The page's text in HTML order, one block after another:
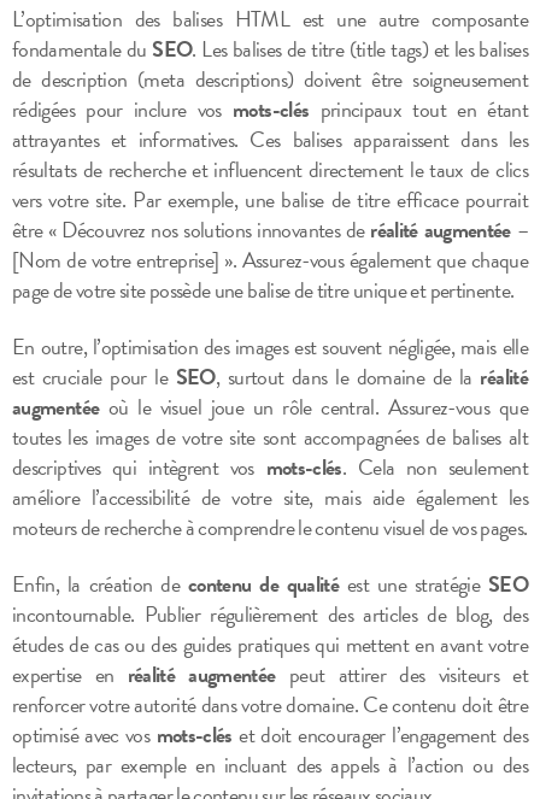
L’optimisation des balises HTML est une autre composante
fondamentale du SEO. Les balises de titre (title tags) et les balises
de description (meta descriptions) doivent être soigneusement
rédigées pour inclure vos mots-clés principaux tout en étant
attrayantes et informatives. Ces balises apparaissent dans les
résultats de recherche et influencent directement le taux de clics
vers votre site. Par exemple, une balise de titre efficace pourrait
être « Découvrez nos solutions innovantes deréalité augmentée–
[Nom de votre entreprise] ». Assurez-vous également que chaque
page de votre site possède une balise de titre unique et pertinente.
En outre, l’optimisation des images est souvent négligée, mais elle
est cruciale pour le SEO, surtout dans le domaine de la réalité
augmentéeoù le visuel joue un rôle central. Assurez-vous que
toutes les images de votre site sont accompagnées de balises alt
descriptives qui intègrent vos mots-clés. Cela non seulement
améliore l’accessibilité de votre site, mais aide également les
moteurs de recherche à comprendre le contenu visuel de vos pages.
Enfin, la création de contenu de qualitéest une stratégie SEO
incontournable. Publier régulièrement des articles de blog, des
études de cas ou des guides pratiques qui mettent en avant votre
expertise en réalité augmentéepeut attirer des visiteurs et
renforcer votre autorité dans votre domaine. Ce contenu doit être
optimisé avec vos mots-clés et doit encourager l’engagement des
lecteurs, par exemple en incluant des appels à l’action ou des